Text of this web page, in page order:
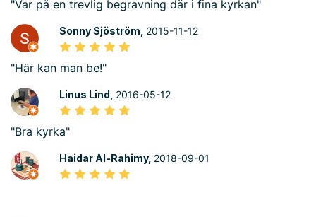
"Var på en trevlig begravning där i fina kyrkan"
Sonny Sjöström, 2015-11-12
"Här kan man be!"
Linus Lind, 2016-05-12
"Bra kyrka"
Haidar Al-Rahimy, 2018-09-01